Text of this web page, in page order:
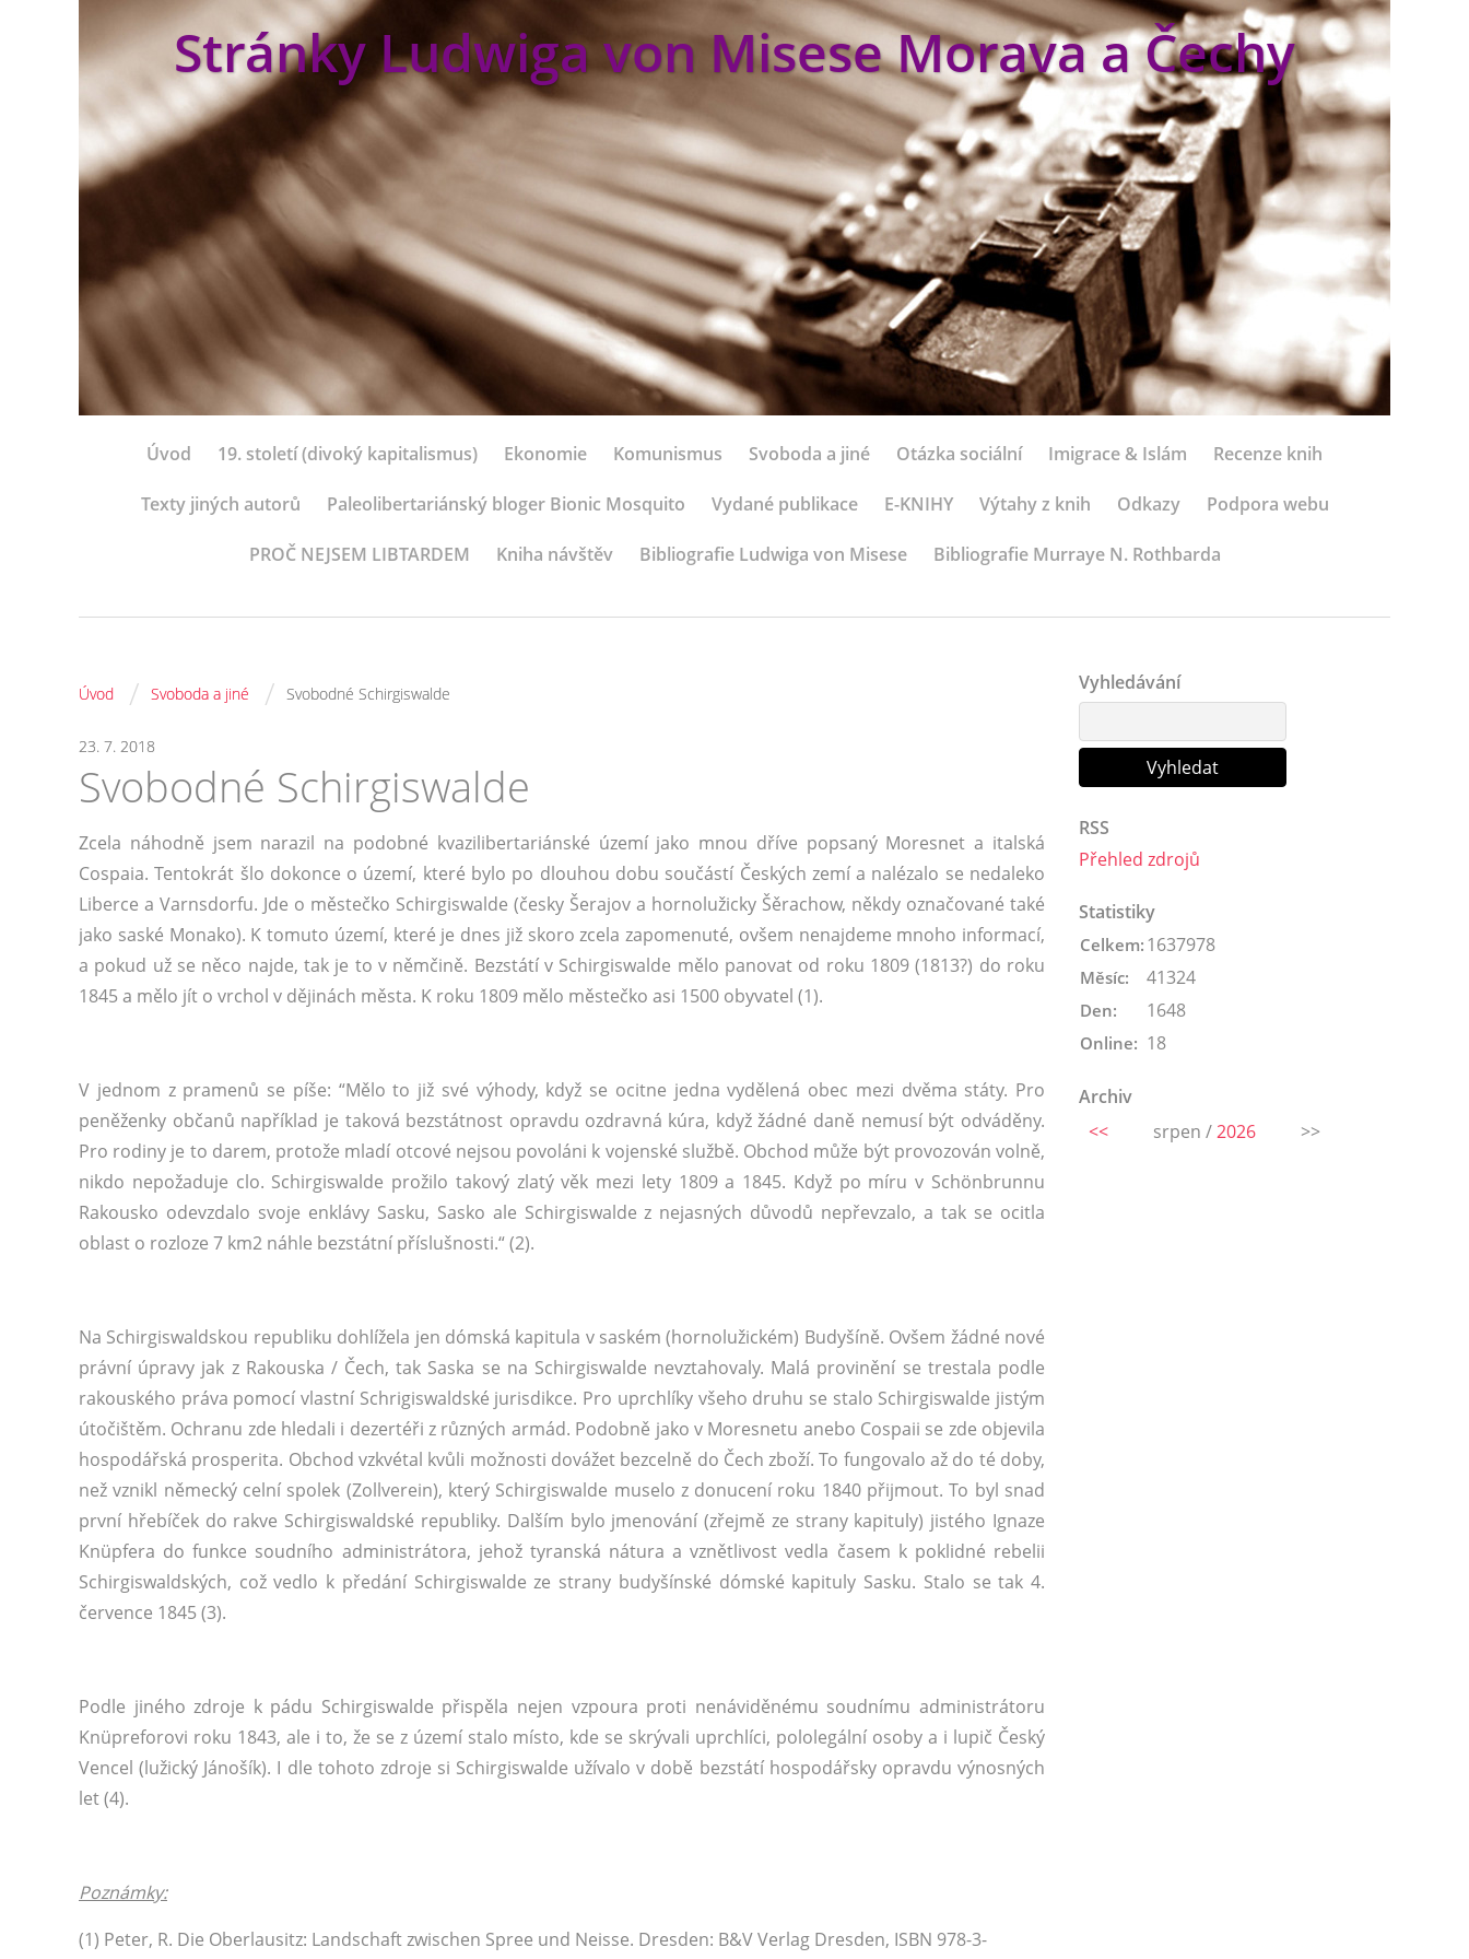
Stránky Ludwiga von Misese Morava a Čechy
Úvod 19. století (divoký kapitalismus) Ekonomie Komunismus Svoboda a jiné Otázka sociální Imigrace & Islám Recenze knih
Texty jiných autorů Paleolibertariánský bloger Bionic Mosquito Vydané publikace E-KNIHY Výtahy z knih Odkazy Podpora webu
PROČ NEJSEM LIBTARDEM Kniha návštěv Bibliografie Ludwiga von Misese Bibliografie Murraye N. Rothbarda
Úvod / Svoboda a jiné / Svobodné Schirgiswalde
23. 7. 2018
Svobodné Schirgiswalde
Zcela náhodně jsem narazil na podobné kvazilibertariánské území jako mnou dříve popsaný Moresnet a italská
Cospaia. Tentokrát šlo dokonce o území, které bylo po dlouhou dobu součástí Českých zemí a nalézalo se nedaleko
Liberce a Varnsdorfu. Jde o městečko Schirgiswalde (česky Šerajov a hornolužicky Šěrachow, někdy označované také
jako saské Monako). K tomuto území, které je dnes již skoro zcela zapomenuté, ovšem nenajdeme mnoho informací,
a pokud už se něco najde, tak je to v němčině. Bezstátí v Schirgiswalde mělo panovat od roku 1809 (1813?) do roku
1845 a mělo jít o vrchol v dějinách města. K roku 1809 mělo městečko asi 1500 obyvatel (1).
V jednom z pramenů se píše: “Mělo to již své výhody, když se ocitne jedna vydělená obec mezi dvěma státy. Pro
peněženky občanů například je taková bezstátnost opravdu ozdravná kúra, když žádné daně nemusí být odváděny.
Pro rodiny je to darem, protože mladí otcové nejsou povoláni k vojenské službě. Obchod může být provozován volně,
nikdo nepožaduje clo. Schirgiswalde prožilo takový zlatý věk mezi lety 1809 a 1845. Když po míru v Schönbrunnu
Rakousko odevzdalo svoje enklávy Sasku, Sasko ale Schirgiswalde z nejasných důvodů nepřevzalo, a tak se ocitla
oblast o rozloze 7 km2 náhle bezstátní příslušnosti.“ (2).
Na Schirgiswaldskou republiku dohlížela jen dómská kapitula v saském (hornolužickém) Budyšíně. Ovšem žádné nové
právní úpravy jak z Rakouska / Čech, tak Saska se na Schirgiswalde nevztahovaly. Malá provinění se trestala podle
rakouského práva pomocí vlastní Schrigiswaldské jurisdikce. Pro uprchlíky všeho druhu se stalo Schirgiswalde jistým
útočištěm. Ochranu zde hledali i dezertéři z různých armád. Podobně jako v Moresnetu anebo Cospaii se zde objevila
hospodářská prosperita. Obchod vzkvétal kvůli možnosti dovážet bezcelně do Čech zboží. To fungovalo až do té doby,
než vznikl německý celní spolek (Zollverein), který Schirgiswalde muselo z donucení roku 1840 přijmout. To byl snad
první hřebíček do rakve Schirgiswaldské republiky. Dalším bylo jmenování (zřejmě ze strany kapituly) jistého Ignaze
Knüpfera do funkce soudního administrátora, jehož tyranská nátura a vznětlivost vedla časem k poklidné rebelii
Schirgiswaldských, což vedlo k předání Schirgiswalde ze strany budyšínské dómské kapituly Sasku. Stalo se tak 4.
července 1845 (3).
Podle jiného zdroje k pádu Schirgiswalde přispěla nejen vzpoura proti nenáviděnému soudnímu administrátoru
Knüpreforovi roku 1843, ale i to, že se z území stalo místo, kde se skrývali uprchlíci, pololegální osoby a i lupič Český
Vencel (lužický Jánošík). I dle tohoto zdroje si Schirgiswalde užívalo v době bezstátí hospodářsky opravdu výnosných
let (4).
Poznámky:
(1) Peter, R. Die Oberlausitz: Landschaft zwischen Spree und Neisse. Dresden: B&V Verlag Dresden, ISBN 978-3-
Vyhledávání
RSS
Přehled zdrojů
Statistiky
Online: 18
Celkem: 1637978
Měsíc: 41324
Den: 1648
Archiv
<<
srpen /2026 >>